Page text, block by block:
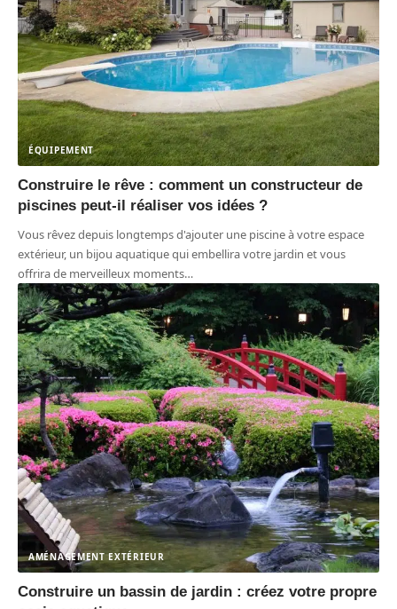
ÉQUIPEMENT
Construire le rêve : comment un constructeur de
piscines peut-il réaliser vos idées ?
Vous rêvez depuis longtemps d'ajouter une piscine à votre espace
extérieur, un bijou aquatique qui embellira votre jardin et vous
offrira de merveilleux moments…
AMÉNAGEMENT EXTÉRIEUR
Construire un bassin de jardin : créez votre propre